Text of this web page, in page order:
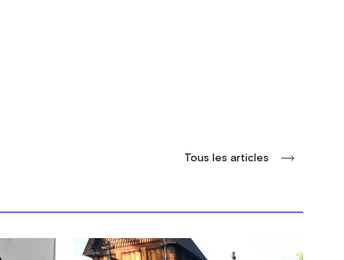
Tous les articles